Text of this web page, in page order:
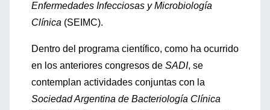
Enfermedades Infecciosas y Microbiología
Clínica (SEIMC).
Dentro del programa científico, como ha ocurrido
en los anteriores congresos de SADI, se
contemplan actividades conjuntas con la
Sociedad Argentina de Bacteriología Clínica